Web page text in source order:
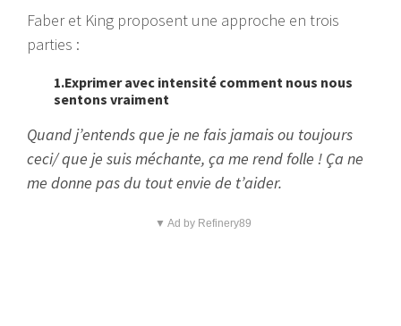
Faber et King proposent une approche en trois
parties :
1.Exprimer avec intensité comment nous nous
sentons vraiment
Quand j’entends que je ne fais jamais ou toujours
ceci/ que je suis méchante, ça me rend folle ! Ça ne
me donne pas du tout envie de t’aider.
▼ Ad by Refinery89